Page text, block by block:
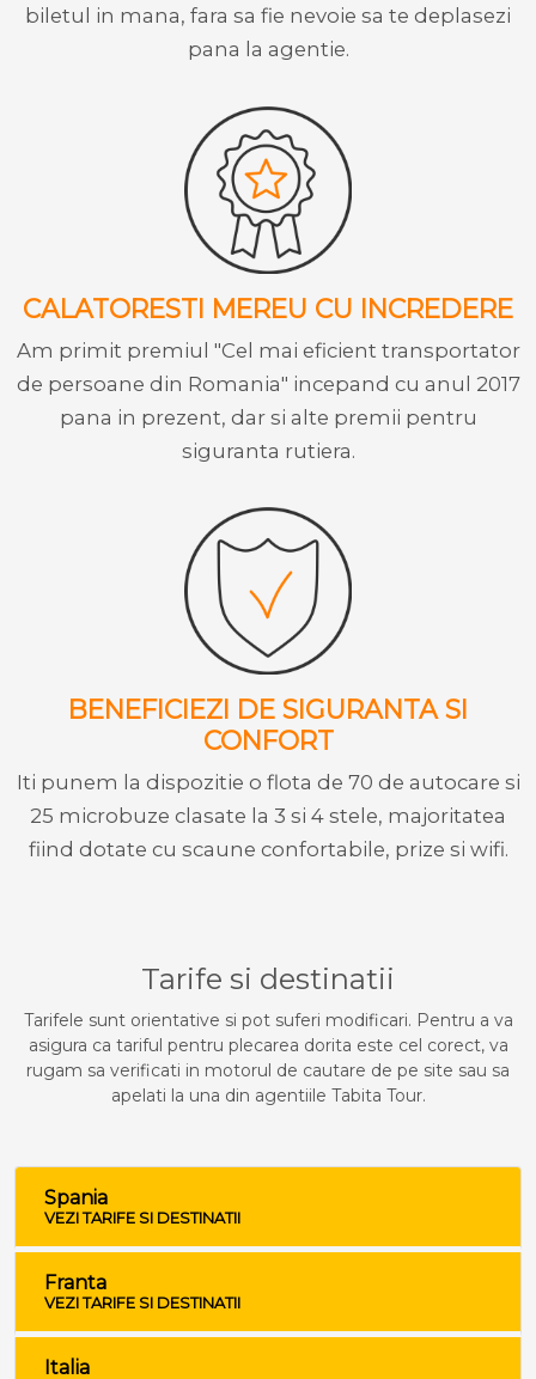
biletul in mana, fara sa fie nevoie sa te deplasezi
pana la agentie.
CALATORESTI MEREU CU INCREDERE
Am primit premiul "Cel mai eficient transportator
de persoane din Romania" incepand cu anul 2017
pana in prezent, dar si alte premii pentru
siguranta rutiera.
BENEFICIEZI DE SIGURANTA SI
CONFORT
Iti punem la dispozitie o flota de 70 de autocare si
25 microbuze clasate la 3 si 4 stele, majoritatea
fiind dotate cu scaune confortabile, prize si wifi.
Tarife si destinatii
Tarifele sunt orientative si pot suferi modificari. Pentru a va
asigura ca tariful pentru plecarea dorita este cel corect, va
rugam sa verificati in motorul de cautare de pe site sau sa
apelati la una din agentiile Tabita Tour.
Spania
VEZI TARIFE SI DESTINATII
Franta
VEZI TARIFE SI DESTINATII
Italia